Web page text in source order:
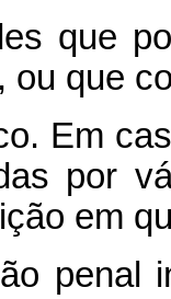
que
ou que
Em
por
em
penal